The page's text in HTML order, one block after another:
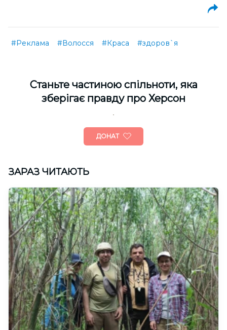
#Реклама #Волосся #Краса #здоров`я
Cтаньте частиною спільноти, яка
зберігає правду про Херсон
ДОНАТ
ЗАРАЗ ЧИТАЮТЬ